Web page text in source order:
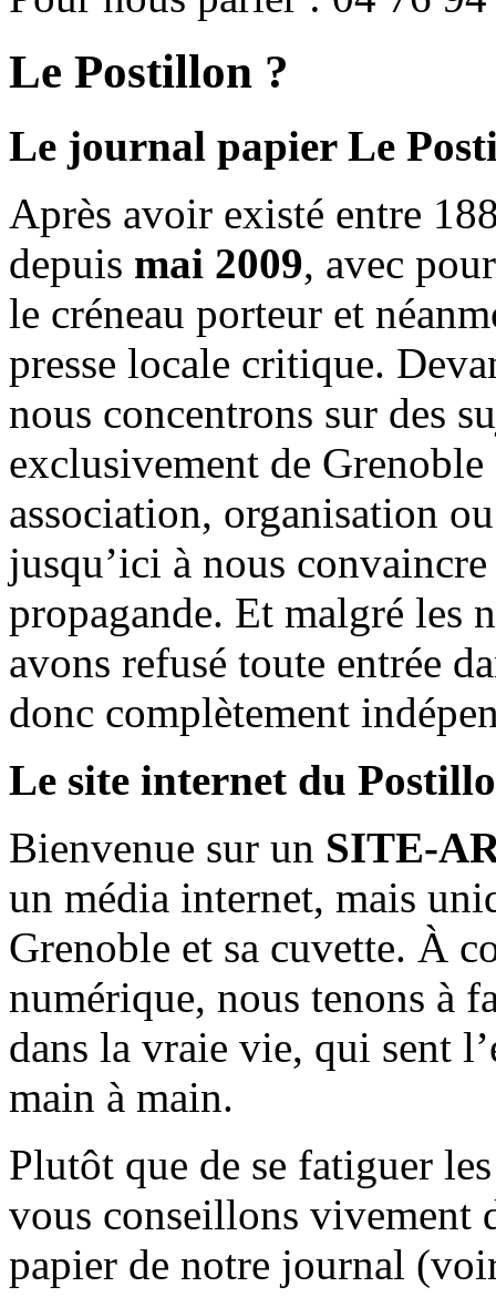
Le Postillon ?
Le journal papier Le
Après avoir existé entre
depuis mai 2009, avec
le créneau porteur et
presse locale critique.
nous concentrons sur des
exclusivement de
association, organisation
jusqu’ici à nous
propagande. Et malgré les
avons refusé toute entrée
donc complètement
Le site internet du
Bienvenue sur un SITE-
un média internet, mais
Grenoble et sa cuvette. À
numérique, nous tenons à
dans la vraie vie, qui sent
main à main.
Plutôt que de se fatiguer
vous conseillons vivement
papier de notre journal